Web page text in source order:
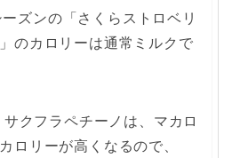
ズンの「さくらストロベリ
のカロリーは通常ミルクで
クフラペチーノは、マカロ
ロリーが高くなるので、